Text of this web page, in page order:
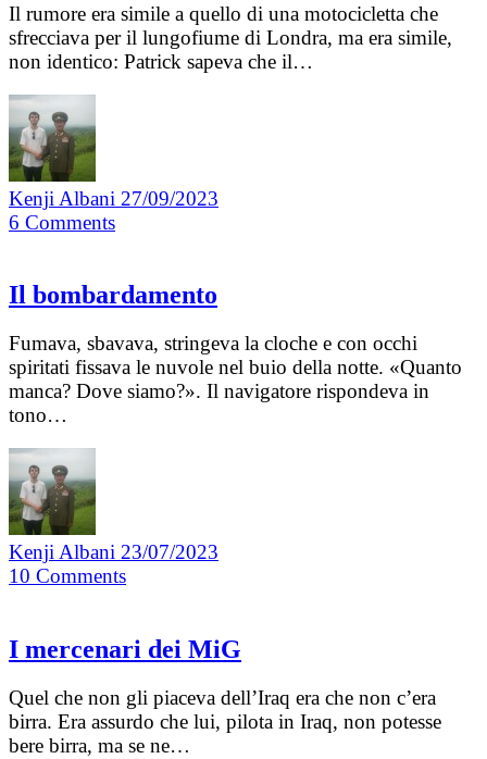
Il rumore era simile a quello di una motocicletta che
sfrecciava per il lungofiume di Londra, ma era simile,
non identico: Patrick sapeva che il…
Kenji Albani 27/09/2023
6 Comments
Il bombardamento
Fumava, sbavava, stringeva la cloche e con occhi
spiritati fissava le nuvole nel buio della notte. «Quanto
manca? Dove siamo?». Il navigatore rispondeva in
tono…
Kenji Albani 23/07/2023
10 Comments
I mercenari dei MiG
Quel che non gli piaceva dell’Iraq era che non c’era
birra. Era assurdo che lui, pilota in Iraq, non potesse
bere birra, ma se ne…